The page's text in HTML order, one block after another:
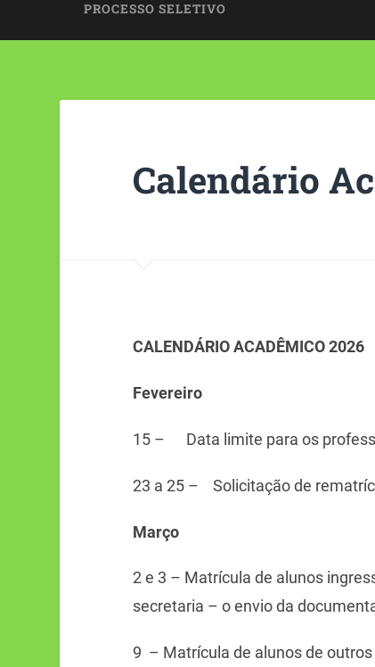
PROCESSO SELETIVO
Calendário
CALENDÁRIO ACADÊMICO 2026
Fevereiro
15 – Data limite para os
23 a 25 – Solicitação de
Março
2 e 3 – Matrícula de alunos
secretaria – o envio da
9 – Matrícula de alunos de